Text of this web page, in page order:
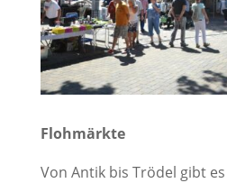
Flohmärkte
Von Antik bis Trödel gibt